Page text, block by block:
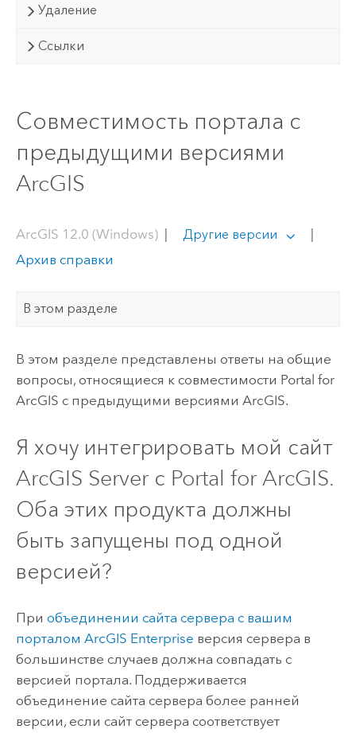
Удаление
Ссылки
Совместимость портала с
предыдущими версиями
ArcGIS
ArcGIS 12.0 (Windows)| Другие версии
Архив справки
В этом разделе
В этом разделе представлены ответы на общие
вопросы, относящиеся к совместимости Portal for
ArcGIS с предыдущими версиями ArcGIS.
Я хочу интегрировать мой сайт
ArcGIS Serverс Portal for ArcGIS.
Оба этих продукта должны
быть запущены под одной
версией?
При объединении сайта сервера с вашим
порталом ArcGIS Enterprise версия сервера в
большинстве случаев должна совпадать с
версией портала. Поддерживается
объединение сайта сервера более ранней
версии, если сайт сервера соответствует